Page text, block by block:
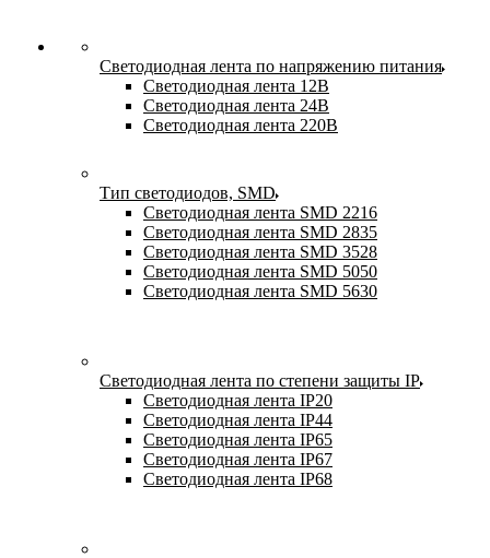
Светодиодная лента по напряжению питания
Светодиодная лента 12В
Светодиодная лента 24В
Светодиодная лента 220В
Тип светодиодов, SMD
Cветодиодная лента SMD 2216
Светодиодная лента SMD 2835
Светодиодная лента SMD 3528
Светодиодная лента SMD 5050
Светодиодная лента SMD 5630
Светодиодная лента по степени защиты IP
Светодиодная лента IP20
Светодиодная лента IP44
Светодиодная лента IP65
Светодиодная лента IP67
Светодиодная лента IP68